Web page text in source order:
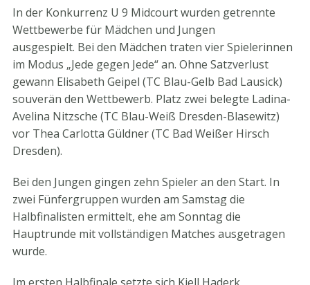
In der Konkurrenz U 9 Midcourt wurden getrennte
Wettbewerbe für Mädchen und Jungen
ausgespielt. Bei den Mädchen traten vier Spielerinnen
im Modus „Jede gegen Jede“ an. Ohne Satzverlust
gewann Elisabeth Geipel (TC Blau-Gelb Bad Lausick)
souverän den Wettbewerb. Platz zwei belegte Ladina-
Avelina Nitzsche (TC Blau-Weiß Dresden-Blasewitz)
vor Thea Carlotta Güldner (TC Bad Weißer Hirsch
Dresden).
Bei den Jungen gingen zehn Spieler an den Start. In
zwei Fünfergruppen wurden am Samstag die
Halbfinalisten ermittelt, ehe am Sonntag die
Hauptrunde mit vollständigen Matches ausgetragen
wurde.